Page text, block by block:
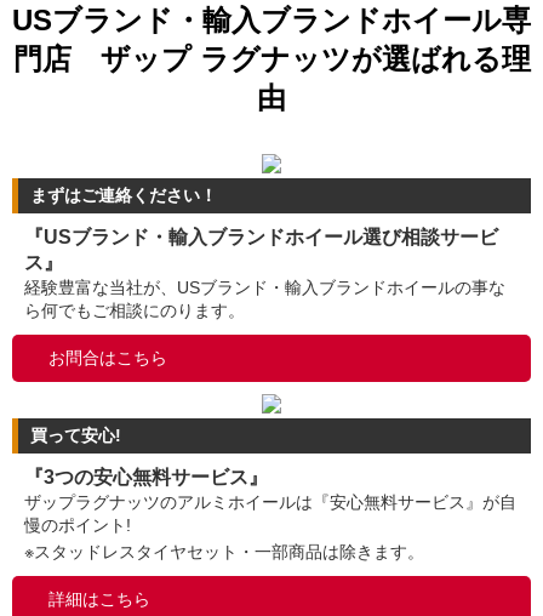
USブランド・輸入ブランドホイール専
門店 ザップ ラグナッツが選ばれる理
由
まずはご連絡ください！
『USブランド・輸入ブランドホイール選び相談サービ
ス』
経験豊富な当社が、USブランド・輸入ブランドホイールの事な
ら何でもご相談にのります。
お問合はこちら
買って安心!
『3つの安心無料サービス』
ザップラグナッツのアルミホイールは『安心無料サービス』が自
慢のポイント!
※スタッドレスタイヤセット・一部商品は除きます。
詳細はこちら